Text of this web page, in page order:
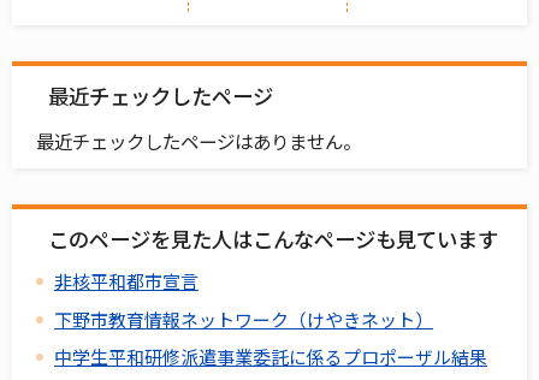
最近チェックしたページ
最近チェックしたページはありません。
このページを見た人はこんなページも見ています
非核平和都市宣言
下野市教育情報ネットワーク（けやきネット）
中学生平和研修派遣事業委託に係るプロポーザル結果